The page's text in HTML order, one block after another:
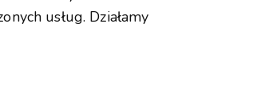
usług. Działamy